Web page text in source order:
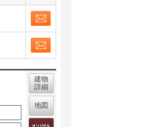
建物
詳細
地図